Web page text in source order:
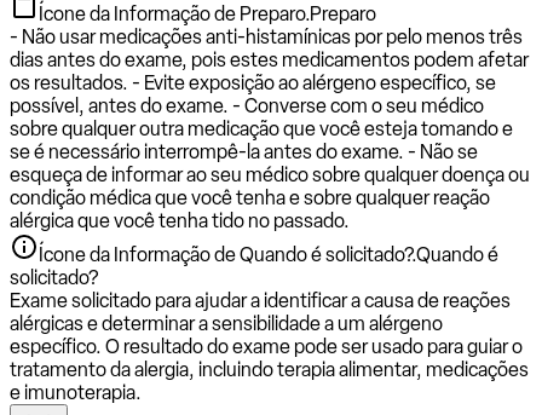
Ícone da Informação de Preparo.Preparo
- Não usar medicações anti-histamínicas por pelo menos três
dias antes do exame, pois estes medicamentos podem afetar
os resultados. - Evite exposição ao alérgeno específico, se
possível, antes do exame. - Converse com o seu médico
sobre qualquer outra medicação que você esteja tomando e
se é necessário interrompê-la antes do exame. - Não se
esqueça de informar ao seu médico sobre qualquer doença ou
condição médica que você tenha e sobre qualquer reação
alérgica que você tenha tido no passado.
Ícone da Informação de Quando é solicitado?.Quando é
solicitado?
Exame solicitado para ajudar a identificar a causa de reações
alérgicas e determinar a sensibilidade a um alérgeno
específico. O resultado do exame pode ser usado para guiar o
tratamento da alergia, incluindo terapia alimentar, medicações
e imunoterapia.